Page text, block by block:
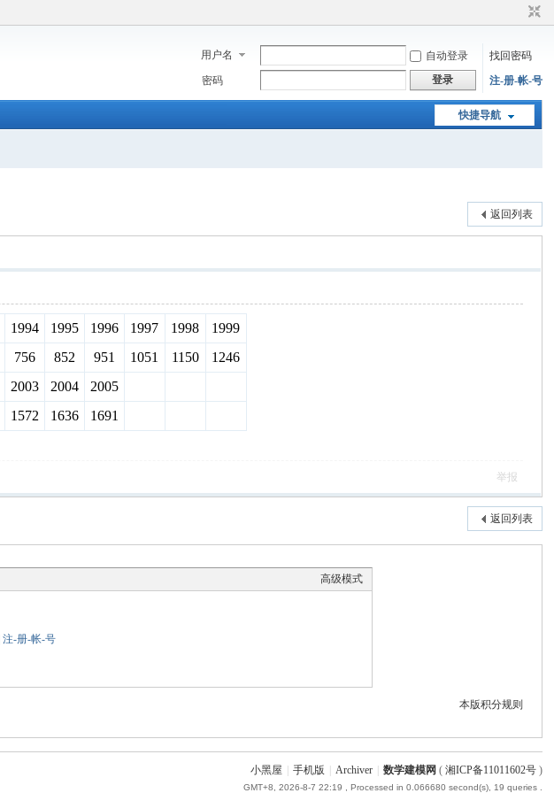
用户名 自动登录
找回密码
密码
登录 注-册-帐-号
快捷导航
返回列表
1994 1995 1996 1997 1998 1999
756 852 951 1051 1150 1246
2003 2004 2005
1572 1636 1691
举报
返回列表
高级模式
注-册-帐-号
本版积分规则
小黑屋 手机版 Archiver 数学建模网 ( 湘ICP备11011602号)
GMT+8, 2026-8-7 22:19 , Processed in 0.066680 second(s), 19 queries .